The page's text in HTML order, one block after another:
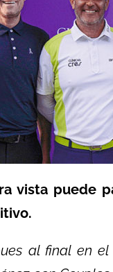
vista puede
al final en